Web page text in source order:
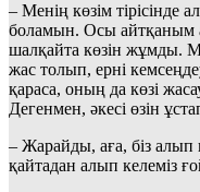
– Менің көзім тірісінде
боламын. Осы айтқаным
шалқайта көзін жұмды.
жас толып, ерні
қараса, оның да көзі
Дегенмен, әкесі өзін
– Жарайды, аға, біз алып
қайтадан алып келеміз